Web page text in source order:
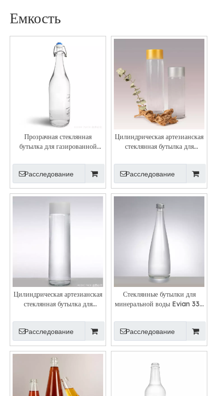
Емкость
Прозрачная стеклянная
бутылка для газированной
поворотной крышкой
Расследование
Цилиндрическая артезианская
стеклянная бутылка для
завинчивающейся крышкой
Расследование
Цилиндрическая артезианская
стеклянная бутылка для
завинчивающейся крышкой
Расследование
Стеклянные бутылки для
минеральной воды Evian 330
алюминиевыми крышками
Расследование